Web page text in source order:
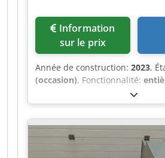
sur le prix
Année de construction: 2023,
(occasion), Fonctionnalité:
, Nous proposons
production NEUVE de
PHOTOVOLTAÏQUES (PV),
s'agit d'une usine de
solaires à vendre, capable de
cellules solaires PERC et